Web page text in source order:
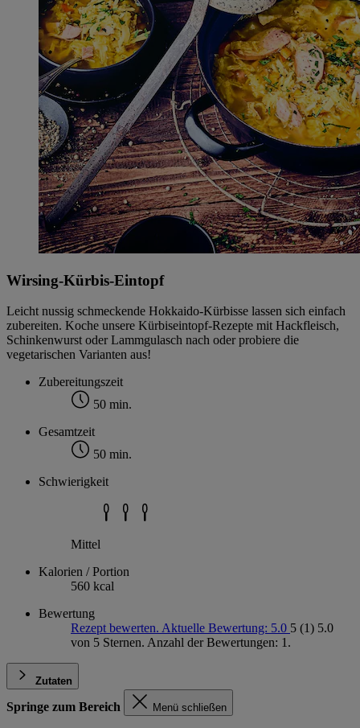
Wirsing-Kürbis-Eintopf
Leicht nussig schmeckende Hokkaido-Kürbisse lassen sich einfach
zubereiten. Koche unsere Kürbiseintopf-Rezepte mit Hackfleisch,
Schinkenwurst oder Lammgulasch nach oder probiere die
vegetarischen Varianten aus!
Zubereitungszeit
50 min.
Gesamtzeit
50 min.
Schwierigkeit
Mittel
Kalorien / Portion
560 kcal
Bewertung
Rezept bewerten. Aktuelle Bewertung: 5.0 5 (1) 5.0
von 5 Sternen. Anzahl der Bewertungen: 1.
Zutaten
Springe zum Bereich Menü schließen